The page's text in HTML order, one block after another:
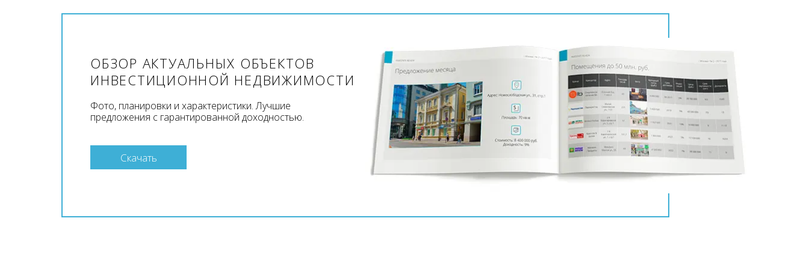
ОБЗОР АКТУАЛЬНЫХ ОБЪЕКТОВ
ИНВЕСТИЦИОННОЙ НЕДВИЖИМОСТИ
Фото, планировки и характеристики. Лучшие
предложения с гарантированной доходностью.
Скачать